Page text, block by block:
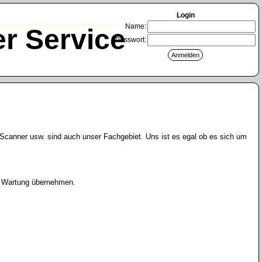
Service
Login
Name:
Passwort:
usw. sind auch unser Fachgebiet. Uns ist es egal ob es sich um
übernehmen.